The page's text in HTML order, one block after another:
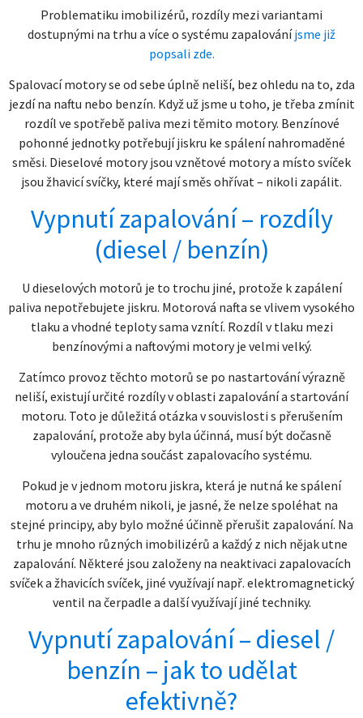
Problematiku imobilizérů, rozdíly mezi variantami
dostupnými na trhu a více o systému zapalováníjsme již
popsali zde.
Spalovací motory se od sebe úplně neliší, bez ohledu na to, zda
jezdí na naftu nebo benzín. Když už jsme u toho, je třeba zmínit
rozdíl ve spotřebě paliva mezi těmito motory. Benzínové
pohonné jednotky potřebují jiskru ke spálení nahromaděné
směsi. Dieselové motory jsou vznětové motory a místo svíček
jsou žhavicí svíčky, které mají směs ohřívat – nikoli zapálit.
Vypnutí zapalování – rozdíly
(diesel / benzín)
U dieselových motorů je to trochu jiné, protože k zapálení
paliva nepotřebujete jiskru. Motorová nafta se vlivem vysokého
tlaku a vhodné teploty sama vznítí. Rozdíl v tlaku mezi
benzínovými a naftovými motory je velmi velký.
Zatímco provoz těchto motorů se po nastartování výrazně
neliší, existují určité rozdíly v oblasti zapalování a startování
motoru. Toto je důležitá otázka v souvislosti s přerušením
zapalování, protože aby byla účinná, musí být dočasně
vyloučena jedna součást zapalovacího systému.
Pokud je v jednom motoru jiskra, která je nutná ke spálení
motoru a ve druhém nikoli, je jasné, že nelze spoléhat na
stejné principy, aby bylo možné účinně přerušit zapalování. Na
trhu je mnoho různých imobilizérů a každý z nich nějak utne
zapalování. Některé jsou založeny na neaktivaci zapalovacích
svíček a žhavicích svíček, jiné využívají např. elektromagnetický
ventil na čerpadle a další využívají jiné techniky.
Vypnutí zapalování – diesel /
benzín – jak to udělat
efektivně?